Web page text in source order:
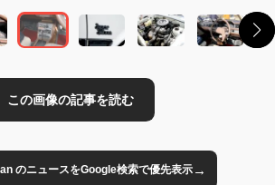
のニュースをGoogle検索で優先表示→